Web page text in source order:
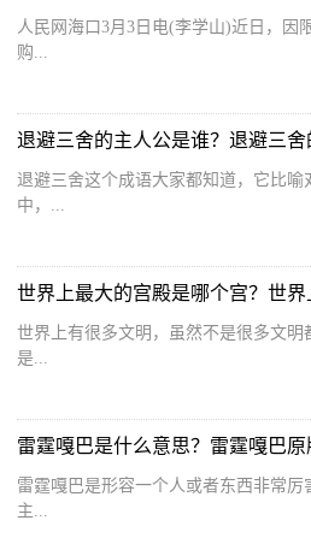
人民网海口3月3日电(李学山)近日，因
购...
退避三舍的主人公是谁？退避三舍
退避三舍这个成语大家都知道，它比
中，...
世界上最大的宫殿是哪个宫？世界
世界上有很多文明，虽然不是很多文明
是...
雷霆嘎巴是什么意思？雷霆嘎巴原
雷霆嘎巴是形容一个人或者东西非常
主...